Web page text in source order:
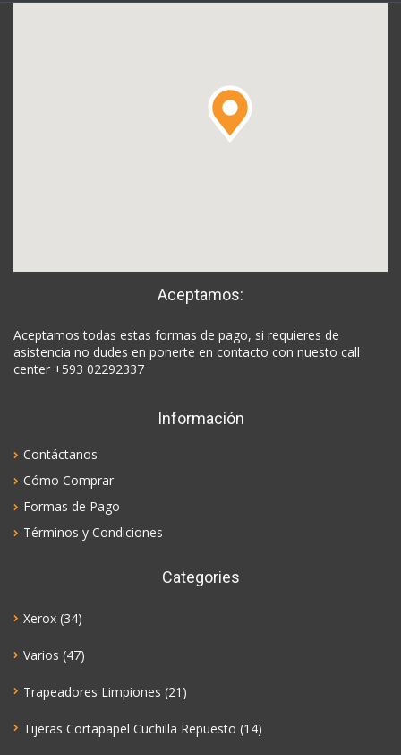
Aceptamos:
Aceptamos todas estas formas de pago, si requieres de
asistencia no dudes en ponerte en contacto con nuesto call
center +593 02292337
Información
Contáctanos
Cómo Comprar
Formas de Pago
Términos y Condiciones
Categories
Xerox (34)
Varios (47)
Trapeadores Limpiones (21)
Tijeras Cortapapel Cuchilla Repuesto (14)